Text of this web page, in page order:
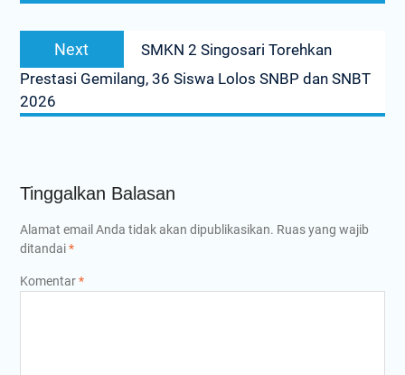
Next
post:
SMKN 2 Singosari Torehkan
Prestasi Gemilang, 36 Siswa Lolos SNBP dan SNBT
2026
Tinggalkan Balasan
Alamat email Anda tidak akan dipublikasikan. Ruas yang wajib
ditandai*
Komentar*